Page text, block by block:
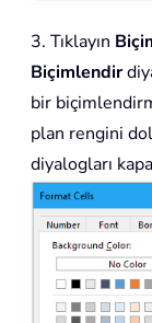
3. Tıklayın
Biçimlendir
bir
plan rengini
diyalogları